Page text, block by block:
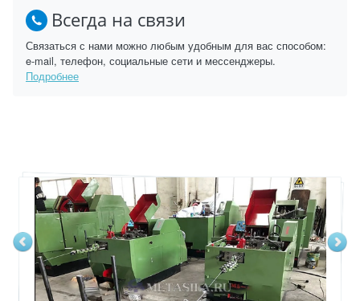
Всегда на связи
Связаться с нами можно любым удобным для вас способом:
e-mail, телефон, социальные сети и мессенджеры.
Подробнее